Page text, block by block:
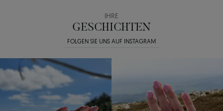
IHRE
GESCHICHTEN
FOLGEN SIE UNS AUF INSTAGRAM